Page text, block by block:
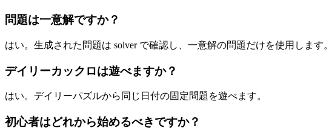
問題は一意解ですか？
はい。生成された問題は solver で確認し、一意解の問題だけを使用します。
デイリーカックロは遊べますか？
はい。デイリーパズルから同じ日付の固定問題を遊べます。
初心者はどれから始めるべきですか？